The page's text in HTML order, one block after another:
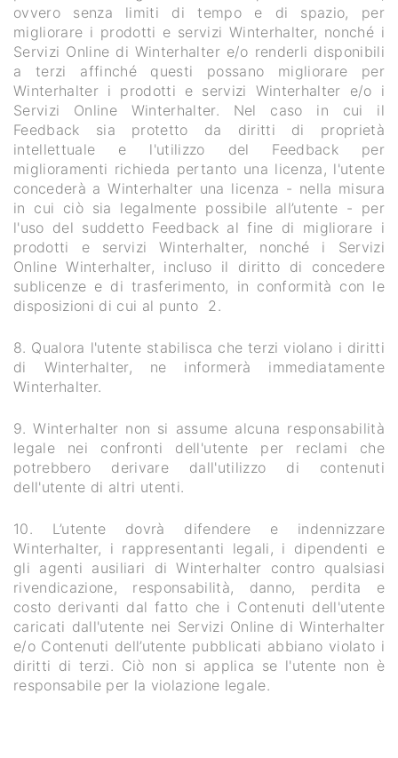
ovvero senza limiti di tempo e di spazio, per
migliorare i prodotti e servizi Winterhalter, nonché i
Servizi Online di Winterhalter e/o renderli disponibili
a terzi affinché questi possano migliorare per
Winterhalter i prodotti e servizi Winterhalter e/o i
Servizi Online Winterhalter. Nel caso in cui il
Feedback sia protetto da diritti di proprietà
intellettuale e l'utilizzo del Feedback per
miglioramenti richieda pertanto una licenza, l'utente
concederà a Winterhalter una licenza - nella misura
in cui ciò sia legalmente possibile all’utente - per
l'uso del suddetto Feedback al fine di migliorare i
prodotti e servizi Winterhalter, nonché i Servizi
Online Winterhalter, incluso il diritto di concedere
sublicenze e di trasferimento, in conformità con le
disposizioni di cui al punto 2.
8. Qualora l'utente stabilisca che terzi violano i diritti
di Winterhalter, ne informerà immediatamente
Winterhalter.
9. Winterhalter non si assume alcuna responsabilità
legale nei confronti dell'utente per reclami che
potrebbero derivare dall'utilizzo di contenuti
dell'utente di altri utenti.
10. L’utente dovrà difendere e indennizzare
Winterhalter, i rappresentanti legali, i dipendenti e
gli agenti ausiliari di Winterhalter contro qualsiasi
rivendicazione, responsabilità, danno, perdita e
costo derivanti dal fatto che i Contenuti dell'utente
caricati dall'utente nei Servizi Online di Winterhalter
e/o Contenuti dell’utente pubblicati abbiano violato i
diritti di terzi. Ciò non si applica se l'utente non è
responsabile per la violazione legale.